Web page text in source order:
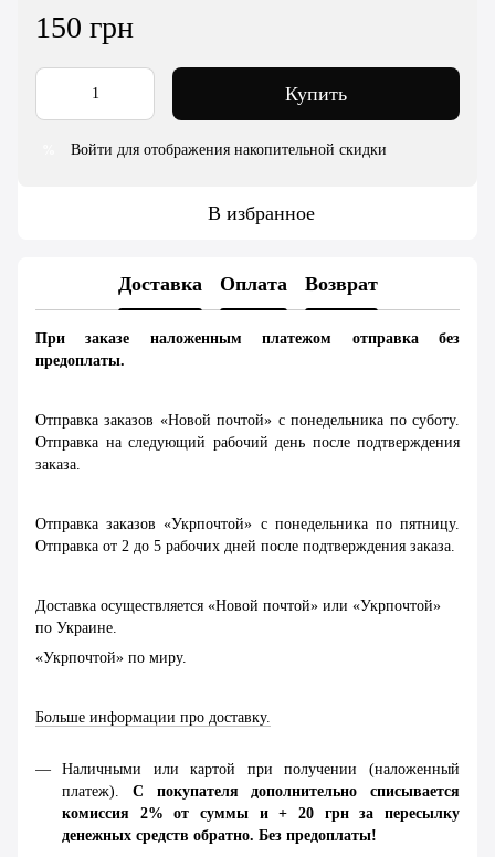
150 грн
Купить
Войти для отображения накопительной скидки
В избранное
Доставка Оплата Возврат
При заказе наложенным платежом отправка без
предоплаты.
Отправка заказов «Новой почтой» с понедельника по суботу.
Отправка на следующий рабочий день после подтверждения
заказа.
Отправка заказов «Укрпочтой» с понедельника по пятницу.
Отправка от 2 до 5 рабочих дней после подтверждения заказа.
Доставка осуществляется «Новой почтой» или «Укрпочтой»
по Украине.
«Укрпочтой» по миру.
Больше информации про доставку.
Наличными или картой при получении (наложенный
платеж). С покупателя дополнительно списывается
комиссия 2% от суммы и + 20 грн за пересылку
денежных средств обратно. Без предоплаты!